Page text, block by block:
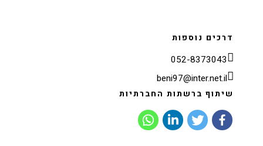
דרכים נוספות
052-8373043
beni97@inter.net.il
שיתוף ברשתות החברתיות